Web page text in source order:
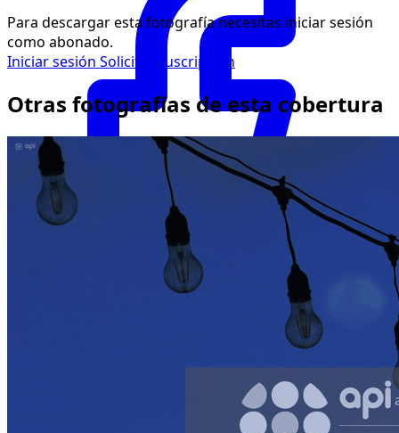
Para descargar esta fotografía necesitas iniciar sesión
como abonado.
Iniciar sesión Solicitar suscripción
Otras fotografías de esta cobertura